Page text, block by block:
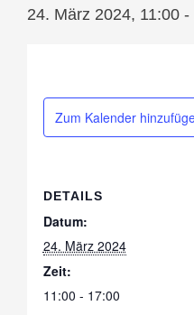
24. März 2024, 11:00-
Zum Kalender
DETAILS
Datum:
24. März 2024
Zeit:
11:00 - 17:00